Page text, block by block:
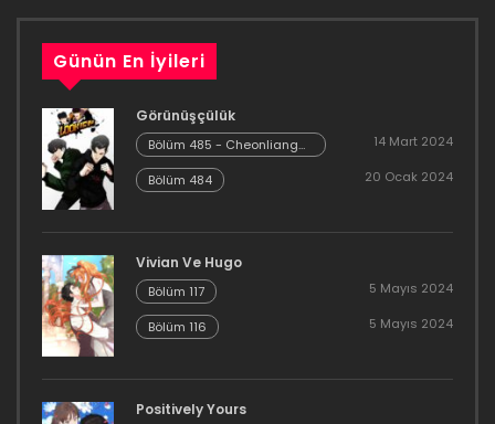
Günün En İyileri
Görünüşçülük
Bölüm 485 - Cheonliang
[04]
14 Mart 2024
Bölüm 484 20 Ocak 2024
Vivian Ve Hugo
Bölüm 117 5 Mayıs 2024
Bölüm 116 5 Mayıs 2024
Positively Yours